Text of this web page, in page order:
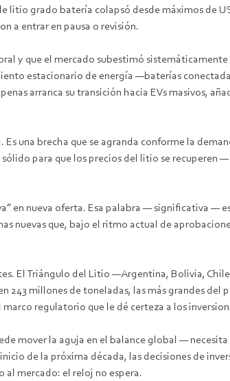
grado batería colapsó desde máximos de
a entrar en pausa o revisión.
y que el mercado subestimó
estacionario de energía —baterías
arranca su transición hacia EVs masivos,
una brecha que se agranda conforme la
para que los precios del litio se recuperen
en nueva oferta. Esa palabra — significativa —
nuevas que, bajo el ritmo actual de
El Triángulo del Litio —Argentina, Bolivia,
243 millones de toneladas, las más grandes del
regulatorio que le dé certeza a los
mover la aguja en el balance global —
de la próxima década, las decisiones de
al mercado: el reloj no espera.